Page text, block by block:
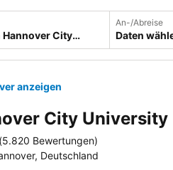
An-/Abreise
Daten
anzeigen
City University
(5.820 Bewertungen)
Deutschland